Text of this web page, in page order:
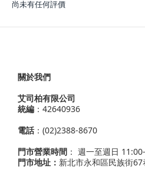
尚未有任何評價
關於我們
艾司柏有限公司
統編 ：42640936
電話：(02)2388-8670
門市營業時間 ： 週一至週日
門市地址： 新北市永和區民族街